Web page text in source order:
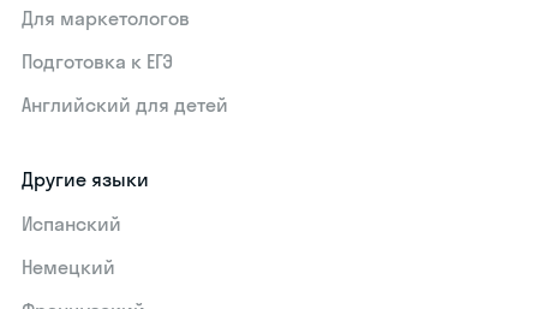
Для маркетологов
Подготовка к ЕГЭ
Английский для детей
Другие языки
Испанский
Немецкий